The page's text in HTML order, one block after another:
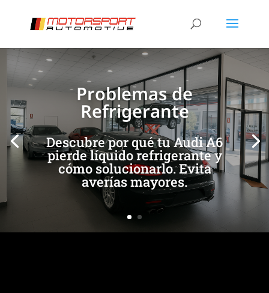
Problemas de
Refrigerante
Descubre por qué tu Audi A6
pierde líquido refrigerante y
cómo solucionarlo. Evita
averías mayores.
[/et_pb_slide] [/et_pb_slide]